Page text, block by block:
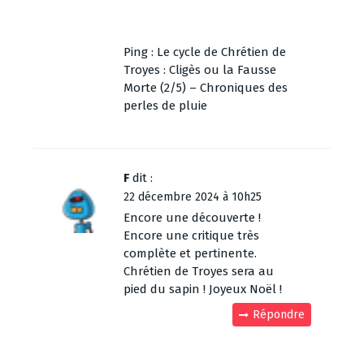
Ping : Le cycle de Chrétien de
Troyes : Cligès ou la Fausse
Morte (2/5) – Chroniques des
perles de pluie
F dit :
22 décembre 2024 à 10h25
Encore une découverte !
Encore une critique très
complète et pertinente.
Chrétien de Troyes sera au
pied du sapin ! Joyeux Noël !
Répondre